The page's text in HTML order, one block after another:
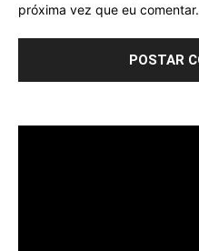
próxima vez que eu comentar.